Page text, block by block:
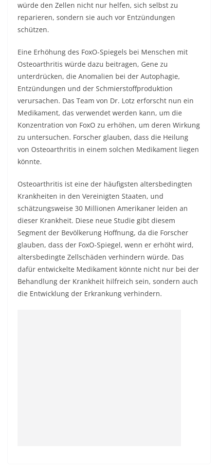
würde den Zellen nicht nur helfen, sich selbst zu
reparieren, sondern sie auch vor Entzündungen
schützen.
Eine Erhöhung des FoxO-Spiegels bei Menschen mit
Osteoarthritis würde dazu beitragen, Gene zu
unterdrücken, die Anomalien bei der Autophagie,
Entzündungen und der Schmierstoffproduktion
verursachen. Das Team von Dr. Lotz erforscht nun ein
Medikament, das verwendet werden kann, um die
Konzentration von FoxO zu erhöhen, um deren Wirkung
zu untersuchen. Forscher glauben, dass die Heilung
von Osteoarthritis in einem solchen Medikament liegen
könnte.
Osteoarthritis ist eine der häufigsten altersbedingten
Krankheiten in den Vereinigten Staaten, und
schätzungsweise 30 Millionen Amerikaner leiden an
dieser Krankheit. Diese neue Studie gibt diesem
Segment der Bevölkerung Hoffnung, da die Forscher
glauben, dass der FoxO-Spiegel, wenn er erhöht wird,
altersbedingte Zellschäden verhindern würde. Das
dafür entwickelte Medikament könnte nicht nur bei der
Behandlung der Krankheit hilfreich sein, sondern auch
die Entwicklung der Erkrankung verhindern.